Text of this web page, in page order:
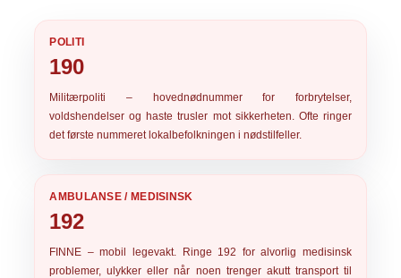
POLITI
190
Militærpoliti – hovednødnummer for forbrytelser,
voldshendelser og haste trusler mot sikkerheten. Ofte ringer
det første nummeret lokalbefolkningen i nødstilfeller.
AMBULANSE / MEDISINSK
192
FINNE – mobil legevakt. Ringe 192 for alvorlig medisinsk
problemer, ulykker eller når noen trenger akutt transport til